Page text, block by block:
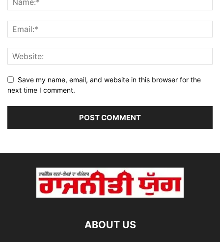
Save my name, email, and website in this browser for the
next time I comment.
ABOUT US